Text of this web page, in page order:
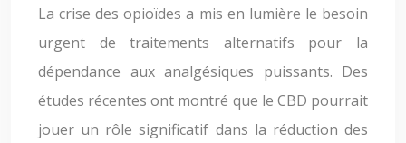
La crise des opioïdes a mis en lumière le besoin
urgent de traitements alternatifs pour la
dépendance aux analgésiques puissants. Des
études récentes ont montré que le CBD pourrait
jouer un rôle significatif dans la réduction des